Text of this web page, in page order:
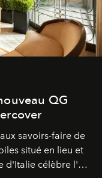
QG
savoirs-faire de
situé en lieu et
d'Italie célèbre l'art